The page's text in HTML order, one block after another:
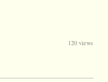
120 views